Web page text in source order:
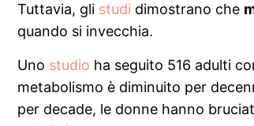
Tuttavia, gli studi dimostrano che
quando si invecchia.
Uno studio ha seguito 516 adulti
metabolismo è diminuito per
per decade, le donne hanno